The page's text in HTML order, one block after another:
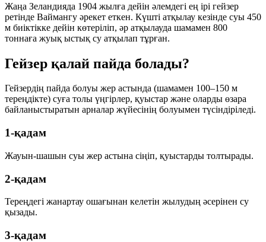
Жаңа Зеландияда 1904 жылға дейін әлемдегі ең ірі гейзер
ретінде Ваймангу әрекет еткен. Күшті атқылау кезінде суы 450
м биіктікке дейін көтеріліп, әр атқылауда шамамен 800
тоннаға жуық ыстық су атқылап тұрған.
Гейзер қалай пайда болады?
Гейзердің пайда болуы жер астында (шамамен 100–150 м
тереңдікте) суға толы үңгірлер, қуыстар және оларды өзара
байланыстыратын арналар жүйесінің болуымен түсіндіріледі.
1-қадам
Жауын-шашын суы жер астына сіңіп, қуыстарды толтырады.
2-қадам
Тереңдегі жанартау ошағынан келетін жылудың әсерінен су
қызады.
3-қадам